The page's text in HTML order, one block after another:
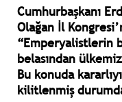
Cumhurbaşkanı
Olağan İl
“Emperyalistlerin
belasından
Bu konuda
kilitlenmiş